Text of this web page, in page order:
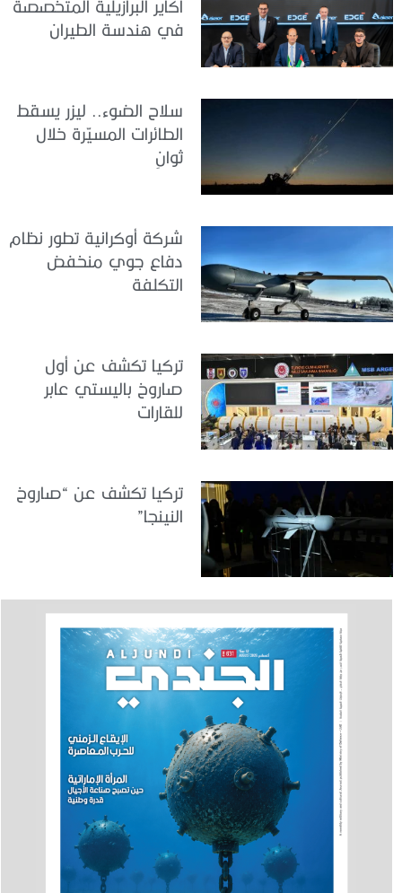
أكاير البرازيلية المتخصصة
في هندسة الطيران
سلاح الضوء.. ليزر يسقط
الطائرات المسيّرة خلال
ثوانٍ
شركة أوكرانية تطور نظام
دفاع جوي منخفض
التكلفة
تركيا تكشف عن أول
صاروخ باليستي عابر
للقارات
تركيا تكشف عن “صاروخ
النينجا”